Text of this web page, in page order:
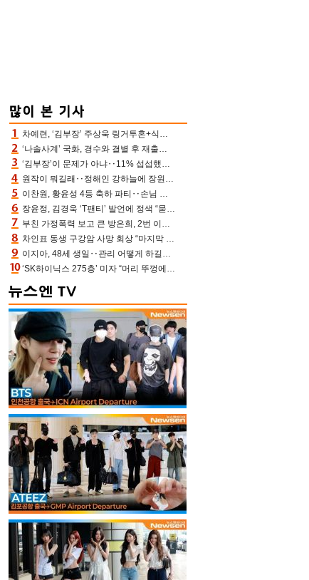
차예련, ‘김부장’ 주상욱 링거투혼+식스팩 비화 “옷 벗는데 아저씨는 안 된다고”(차장금)
‘나솔사계’ 국화, 경수와 결별 후 재출연…첫인상 3표 몰표
‘김부장’이 문제가 아냐‥11% 섭섭했던 ‘재벌X형사2’ 돈·빽 총동원해 컴백 [TV보고서]
원작이 뭐길래‥정해인 강하늘에 장원영까지 참여한 이 영화
이찬원, 황윤성 4등 축하 파티‥손님 모으려 블랙핑크 지수와 친한 척(편스토랑)[어제TV]
장윤정, 김경욱 ‘T팬티’ 발언에 정색 “묻지 않았는데, 그것도 성희롱”(장공장)
부친 가정폭력 보고 큰 방은희, 2번 이혼 후 잠수→母 고독사에 자책(특종세상)[어제TV]
차인표 동생 구강암 사망 회상 “마지막 순간 동생 손 잡아준 신애라, 두고두고 고마워” (신애라이프)
이지아, 48세 생일‥관리 어떻게 하길래 놀라운 동안 미모
‘SK하이닉스 275층’ 미자 “머리 뚜껑에서 사, 주식만 안 해도 돈 버는 것”